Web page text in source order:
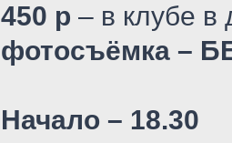
450 р – в клубе в
фотосъёмка –
Начало – 18.30